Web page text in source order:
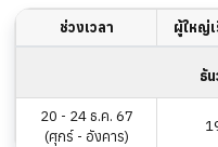
ช่วงเวลา ผู้ใหญ่
ธั
20 - 24 ธ.ค. 67
(ศุกร์ - อังคาร)